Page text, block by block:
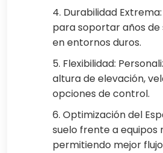
4. Durabilidad
para soportar años de
en entornos duros.
5. Flexibilidad:
altura de elevación,
opciones de control.
6. Optimización del
suelo frente a equipos
permitiendo mejor